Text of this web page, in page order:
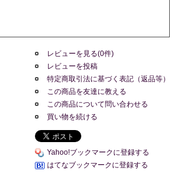
レビューを見る(0件)
レビューを投稿
特定商取引法に基づく表記（返品等）
この商品を友達に教える
この商品について問い合わせる
買い物を続ける
Yahoo!ブックマークに登録する
はてなブックマークに登録する